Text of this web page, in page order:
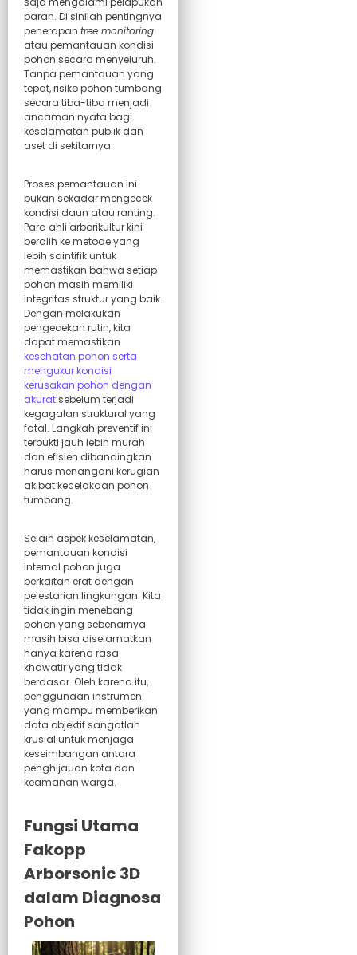
parah. Di sinilah pentingnya
penerapan tree monitoring
atau pemantauan kondisi
pohon secara menyeluruh.
Tanpa pemantauan yang
tepat, risiko pohon tumbang
secara tiba-tiba menjadi
ancaman nyata bagi
keselamatan publik dan
aset di sekitarnya.
Proses pemantauan ini
bukan sekadar mengecek
kondisi daun atau ranting.
Para ahli arborikultur kini
beralih ke metode yang
lebih saintifik untuk
memastikan bahwa setiap
pohon masih memiliki
integritas struktur yang baik.
Dengan melakukan
pengecekan rutin, kita
dapat memastikan
kesehatan pohon serta
mengukur kondisi
kerusakan pohon dengan
akuratsebelum terjadi
kegagalan struktural yang
fatal. Langkah preventif ini
terbukti jauh lebih murah
dan efisien dibandingkan
harus menangani kerugian
akibat kecelakaan pohon
tumbang.
Selain aspek keselamatan,
pemantauan kondisi
internal pohon juga
berkaitan erat dengan
pelestarian lingkungan. Kita
tidak ingin menebang
pohon yang sebenarnya
masih bisa diselamatkan
hanya karena rasa
khawatir yang tidak
berdasar. Oleh karena itu,
penggunaan instrumen
yang mampu memberikan
data objektif sangatlah
krusial untuk menjaga
keseimbangan antara
penghijauan kota dan
keamanan warga.
Fungsi Utama
Fakopp
Arborsonic 3D
dalam Diagnosa
Pohon